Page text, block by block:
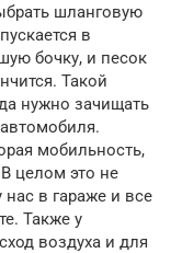
шланговую
в
бочку, и песок
Такой
нужно зачищать
мобильность,
В целом это не
нас в гараже и все
Также у
воздуха и для